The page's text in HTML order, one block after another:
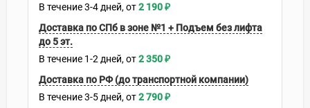
В течение3-4 дней 2 190₽
Доставка по СПб в зоне №1 + Подъем без лифта
до 5 эт.
В течение 1-2 дней 2 350₽
Доставка по РФ (до транспортной компании)
В течение3-5 дней 2 790₽